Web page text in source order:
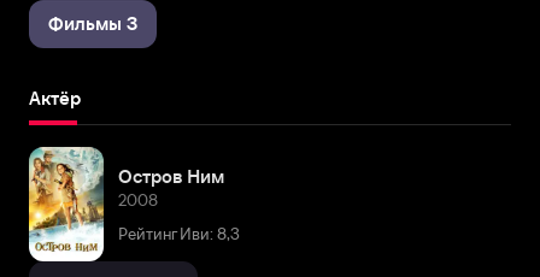
Фильмы 3
Актёр
Остров Ним
2008
Рейтинг Иви: 8,3